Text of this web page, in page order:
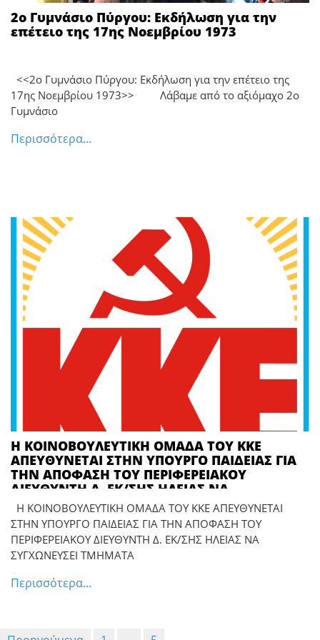
2ο Γυμνάσιο Πύργου: Εκδήλωση για την
επέτειο της 17ης Νοεμβρίου 1973
<<2ο Γυμνάσιο Πύργου: Εκδήλωση για την επέτειο της
17ης Νοεμβρίου 1973>> Λάβαμε από το αξιόμαχο 2ο
Γυμνάσιο
Περισσότερα...
Η ΚΟΙΝΟΒΟΥΛΕΥΤΙΚΗ ΟΜΑΔΑ ΤΟΥ ΚΚΕ
ΑΠΕΥΘΥΝΕΤΑΙ ΣΤΗΝ ΥΠΟΥΡΓΟ ΠΑΙΔΕΙΑΣ ΓΙΑ
ΤΗΝ ΑΠΟΦΑΣΗ ΤΟΥ ΠΕΡΙΦΕΡΕΙΑΚΟΥ
ΔΙΕΥΘΥΝΤΗ Δ. ΕΚ/ΣΗΣ ΗΛΕΙΑΣ ΝΑ
ΣΥΓΧΩΝΕΥΣΕΙ ΤΜΗΜΑΤΑ ΣΤΑ ΓΥΜΝΑΣΙΑ
ΛΕΧΑΙΝΩΝ – ΓΑΣΤΟΥΝΗΣ ΚΑΙ ΠΥΡΓΟΥ
Η ΚΟΙΝΟΒΟΥΛΕΥΤΙΚΗ ΟΜΑΔΑ ΤΟΥ ΚΚΕ ΑΠΕΥΘΥΝΕΤΑΙ
ΣΤΗΝ ΥΠΟΥΡΓΟ ΠΑΙΔΕΙΑΣ ΓΙΑ ΤΗΝ ΑΠΟΦΑΣΗ ΤΟΥ
ΠΕΡΙΦΕΡΕΙΑΚΟΥ ΔΙΕΥΘΥΝΤΗ Δ. ΕΚ/ΣΗΣ ΗΛΕΙΑΣ ΝΑ
ΣΥΓΧΩΝΕΥΣΕΙ ΤΜΗΜΑΤΑ
Περισσότερα...